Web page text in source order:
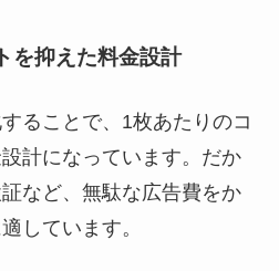
を抑えた料金設計
ることで、1枚あたりのコ
計になっています。だか
など、無駄な広告費をか
しています。